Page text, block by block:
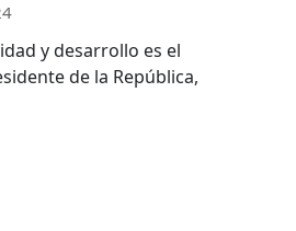
y desarrollo es el
de la República,